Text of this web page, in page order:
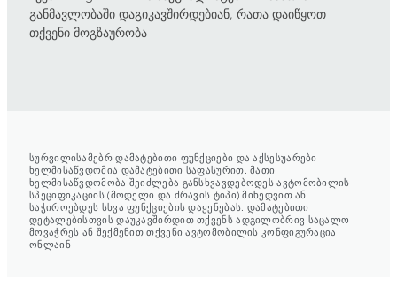
განმავლობაში დაგიკავშირდებიან, რათა დაიწყოთ
თქვენი მოგზაურობა
სურვილისამებრ დამატებითი ფუნქციები და აქსესუარები
ხელმისაწვდომია დამატებითი საფასურით. მათი
ხელმისაწვდომობა შეიძლება განსხვავდებოდეს ავტომობილის
სპეციფიკაციის (მოდელი და ძრავის ტიპი) მიხედვით ან
საჭიროებდეს სხვა ფუნქციების დაყენებას. დამატებითი
დეტალებისთვის დაუკავშირდით თქვენს ადგილობრივ საცალო
მოვაჭრეს ან შექმენით თქვენი ავტომობილის კონფიგურაცია
ონლაინ